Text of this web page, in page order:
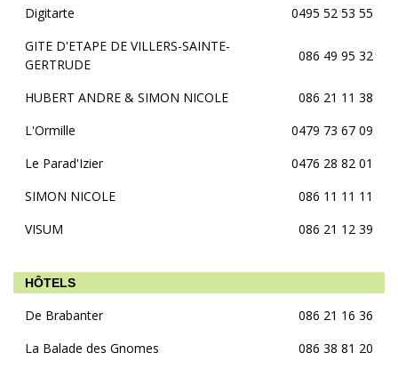
Digitarte
0495 52 53 55
GITE D'ETAPE DE VILLERS-SAINTE-
GERTRUDE
086 49 95 32
HUBERT ANDRE & SIMON NICOLE
086 21 11 38
L'Ormille
0479 73 67 09
Le Parad'Izier
0476 28 82 01
SIMON NICOLE
086 11 11 11
VISUM
086 21 12 39
HÔTELS
De Brabanter
086 21 16 36
La Balade des Gnomes
086 38 81 20